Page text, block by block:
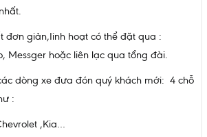
đơn giản,Iinh hoạt có thể đặt qua :
Messger hoặc liên lạc qua tổng đài.
dòng xe đưa đón quý khách mới: 4 chỗ
:
,Kia…